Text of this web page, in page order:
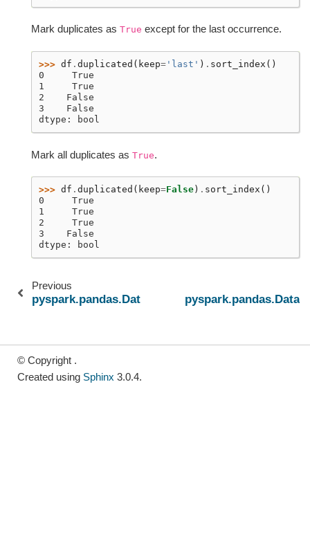
Mark duplicates as True except for the last occurrence.
>>> df . duplicated ( keep= 'last' ) . sort_index ()
0     True
1     True
2    False
3    False
dtype: bool
Mark all duplicates as True.
>>> df . duplicated ( keep=False ) . sort_index ()
0     True
1     True
2     True
3    False
dtype: bool
Previous
pyspark.pandas.DataFrame.drop_duplicates
© Copyright .
Created using Sphinx 3.0.4.